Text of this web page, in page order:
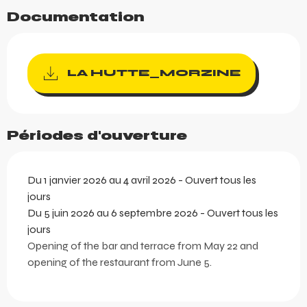
Documentation
LA HUTTE_MORZINE
Périodes d'ouverture
Du 1 janvier 2026 au 4 avril 2026 - Ouvert tous les
jours
Du 5 juin 2026 au 6 septembre 2026 - Ouvert tous les
jours
Opening of the bar and terrace from May 22 and
opening of the restaurant from June 5.